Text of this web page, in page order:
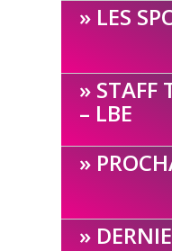
LES
STAFF
– LBE